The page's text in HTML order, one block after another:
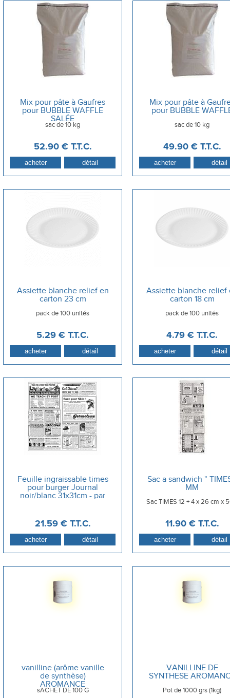
Mix pour pâte à Gaufres
pour BUBBLE WAFFLE
SALÉE
sac de 10 kg
52.90 € T.T.C.
Mix pour pâte à
pour BUBBLE
sac de 10 kg
49.90 € T.T.C.
Assiette blanche relief en
carton 23 cm
pack de 100 unités
5.29 € T.T.C.
Assiette blanche relief
carton 18 cm
pack de 100 unités
4.79 € T.T.C.
Feuille ingraissable times
pour burger Journal
noir/blanc 31x31cm - par
21 .59 € T.T.C.
Sac a sandwich "
MM
Sac TIMES 12 + 4 x 26 cm x
11 .90 € T.T.C.
vanilline (arôme vanille
de synthèse)
AROMANCE
sACHET DE 100 G
VANILLINE DE
SYNTHESE
Pot de 1000 grs (1kg)